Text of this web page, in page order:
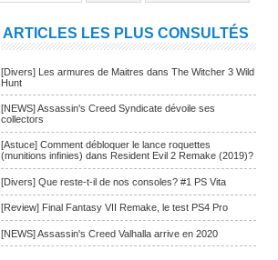
ARTICLES LES PLUS CONSULTÉS
[Divers] Les armures de Maitres dans The Witcher 3 Wild
Hunt
[NEWS] Assassin's Creed Syndicate dévoile ses
collectors
[Astuce] Comment débloquer le lance roquettes
(munitions infinies) dans Resident Evil 2 Remake (2019)?
[Divers] Que reste-t-il de nos consoles? #1 PS Vita
[Review] Final Fantasy VII Remake, le test PS4 Pro
[NEWS] Assassin's Creed Valhalla arrive en 2020